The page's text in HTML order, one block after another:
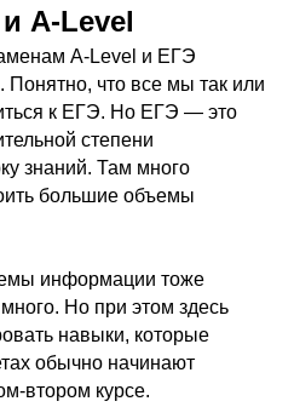
A-Level
A-Level и ЕГЭ
Понятно, что все мы так или
к ЕГЭ. Но ЕГЭ — это
степени
знаний. Там много
большие объемы
информации тоже
Но при этом здесь
навыки, которые
обычно начинают
втором курсе.
ОО